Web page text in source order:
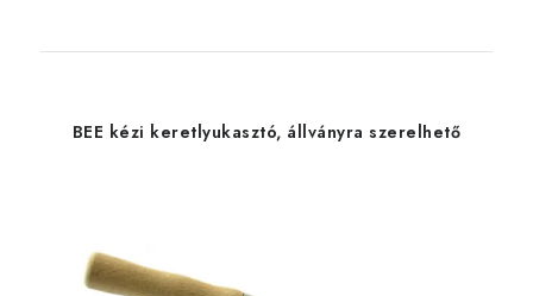
BEE kézi keretlyukasztó, állványra szerelhető